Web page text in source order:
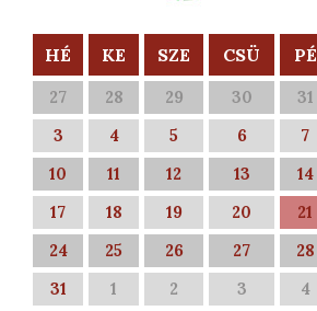
HÉ KE SZE CSÜ PÉ
27 28 29 30 31
3
4 5 6 7
10
11 12 13 14
17
18 19 20 21
24
25 26 27 28
31
1 2 3 4